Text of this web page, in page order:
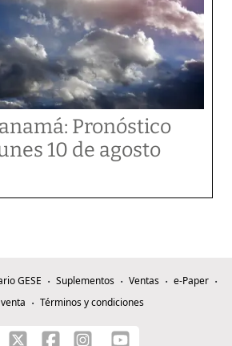
Pronóstico
10 de agosto
GESE Suplementos Ventas
e-Paper
Términos y condiciones